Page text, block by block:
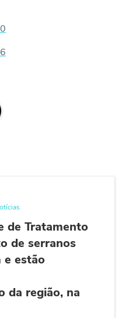
de Tratamento
de serranos
e estão
da região, na